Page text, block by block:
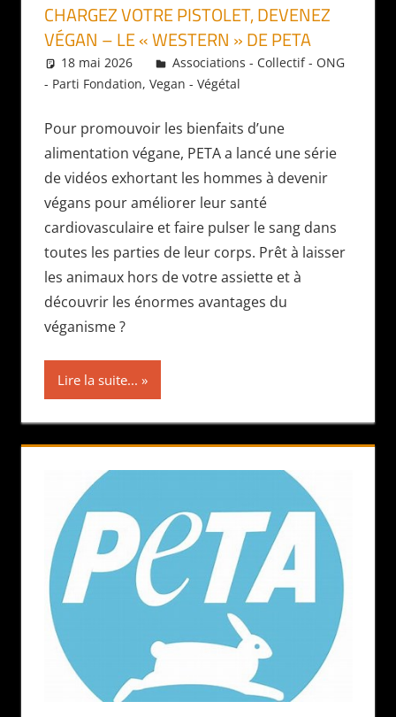
CHARGEZ VOTRE PISTOLET, DEVENEZ
VÉGAN – LE « WESTERN » DE PETA
18 mai 2026 Daniel
Associations - Collectif - ONG
- Parti Fondation, Vegan - Végétal
Pour promouvoir les bienfaits d’une
alimentation végane, PETA a lancé une série
de vidéos exhortant les hommes à devenir
végans pour améliorer leur santé
cardiovasculaire et faire pulser le sang dans
toutes les parties de leur corps. Prêt à laisser
les animaux hors de votre assiette et à
découvrir les énormes avantages du
véganisme ?
Lire la suite...